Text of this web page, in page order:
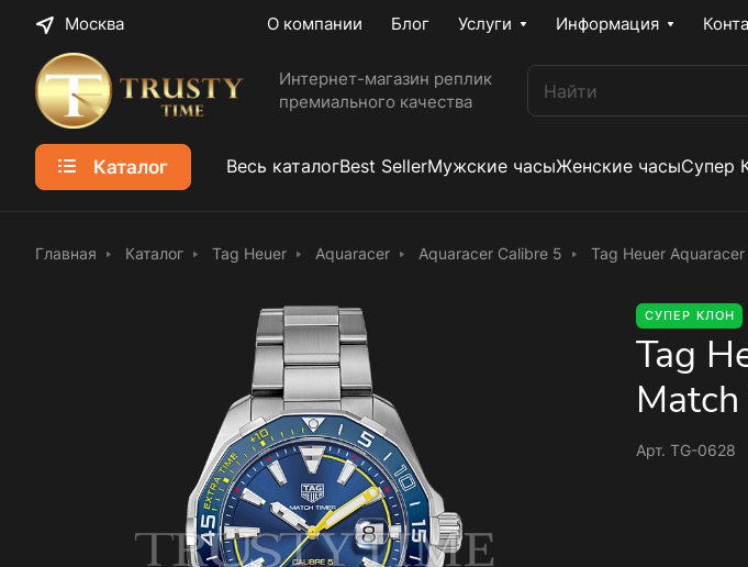
Москва О компании Блог Услуги Информация
Интернет-магазин реплик
премиального качества
Каталог Весь каталогBest SellerМужские часыЖенские часыСупер
Главная Каталог Tag Heuer Aquaracer Aquaracer Calibre 5 Tag Heuer
СУПЕР КЛОН
Tag
Арт. TG-0628